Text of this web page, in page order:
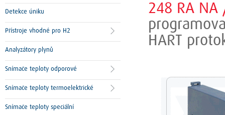
248 RA
HART
Detekce úniku
Přístroje vhodné pro H2
Analyzátory plynů
Snímače teploty odporové
Snímače teploty termoelektrické
Snímače teploty speciální